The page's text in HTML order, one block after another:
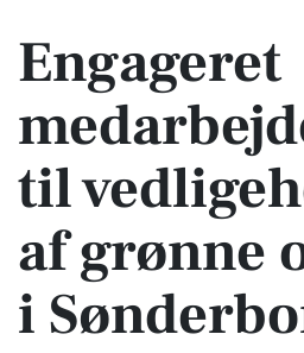
Engageret
til
af grønne
i